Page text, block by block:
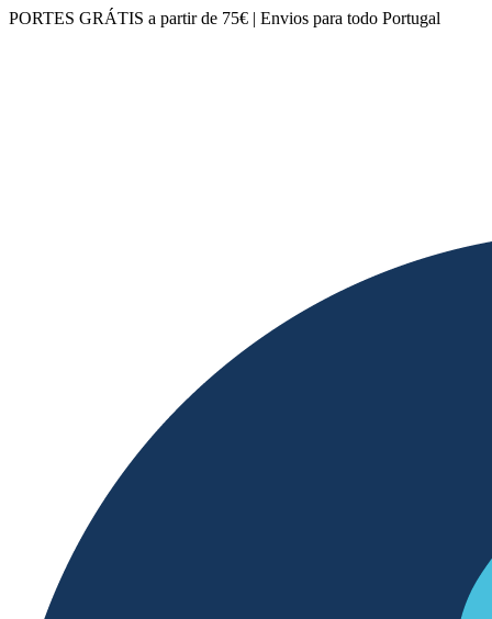
PORTES GRÁTIS a partir de 75€ | Envios para todo Portugal